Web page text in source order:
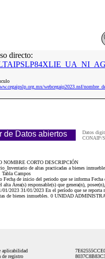
directo:
webcegaip2023.nsf/
de Datos abiertos
Datos
CONAIP/
NOMBRE CORTO DESCRIPCIÓN
de altas practicadas a bienes
Tabla Campos
Fecha de inicio del periodo que se informa
alta Área(s) responsable(s) que genera(n),
01/2023 31/01/2023 En el período que se reporta
de bienes inmuebles. 0 UNIDAD
aplicabilidad
de registro